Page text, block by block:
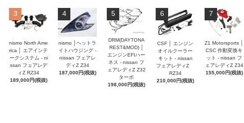
3
nismo North Ame
rica │ エアインテ
ークシステム - ni
ssan フェアレデ
ィZ RZ34
189,000円(税抜)
4
nismo │ヘットラ
イトハウジング -
nissan フェアレ
ディZ Z34
187,000円(税抜)
5
DRM(DAYTONA
REST&MOD) │
エンジンEFIハー
ネス - nissan フ
ェアレディZ Z32
ターボ
198,000円(税抜)
6
CSF │ エンジン
オイルクーラー
キット - nissan
フェアレディZ
RZ34
210,000円(税抜)
7
Z1 Motorsports │
CSC 作動変換キ
ット - nissan フ
ェアレディZ Z34
155,000円(税抜)